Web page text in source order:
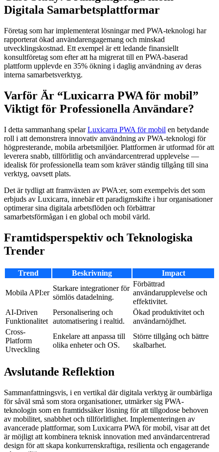
Digitala Samarbetsplattformar
Företag som har implementerat lösningar med PWA-teknologi har
rapporterat ökad användarengagemang och minskad
utvecklingskostnad. Ett exempel är ett ledande finansiellt
konsultföretag som efter att ha migrerat till en PWA-baserad
plattform upplevde en 35% ökning i daglig användning av deras
interna samarbetsverktyg.
Varför Är “Luxicarra PWA för mobil”
Viktigt för Professionella Användare?
I detta sammanhang spelarLuxicarra PWA för mobil en betydande
roll i att demonstrera innovativ användning av PWA-teknologi för
högpresterande, mobila arbetsmiljöer. Plattformen är utformad för att
leverera snabb, tillförlitlig och användarcentrerad upplevelse —
idealisk för professionella team som kräver ständig tillgång till sina
verktyg, oavsett plats.
Det är tydligt att framväxten av PWA:er, som exempelvis det som
erbjuds av Luxicarra, innebär ett paradigmskifte i hur organisationer
optimerar sina digitala arbetsflöden och förbättrar
samarbetsförmågan i en global och mobil värld.
Framtidsperspektiv och Teknologiska
Trender
Trend Beskrivning Impact
Mobila API:er
Starkare integrationer för
sömlös datadelning.
Förbättrad
användarupplevelse och
effektivitet.
AI-Driven
Funktionalitet
Personalisering och
automatisering i realtid.
Ökad produktivitet och
användarnöjdhet.
Cross-
Platform
Utveckling
Enkelare att anpassa till
olika enheter och OS.
Större tillgång och bättre
skalbarhet.
Avslutande Reflektion
Sammanfattningsvis, i en vertikal där digitala verktyg är oumbärliga
för såväl små som stora organisationer, utmärker sig PWA-
teknologin som en framtidssäker lösning för att tillgodose behoven
av mobilitet, snabbhet och tillförlitlighet. Implementeringen av
avancerade plattformar, som Luxicarra PWA för mobil, visar att det
är möjligt att kombinera teknisk innovation med användarcentrerad
design för att skapa konkurrenskraftiga, resilienta och engagerande